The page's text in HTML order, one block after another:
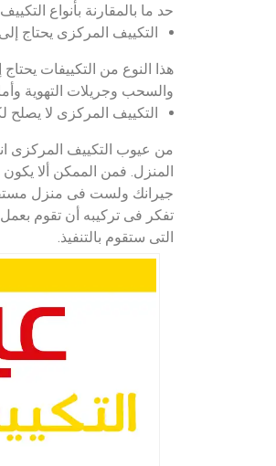
حد ما بالمقارنة بأنواع
التكييف المركزى يحتاج
هذا النوع من التكييفات
والسحب وجريلات التهوية
التكييف المركزى لا يصلح
من عيوب التكييف المركزى
المنزل. فمن الممكن ألا
جيرانك ولست فى منزل
تفكر فى تركيبه أن تقوم
التى ستقوم بالتنفيذ.